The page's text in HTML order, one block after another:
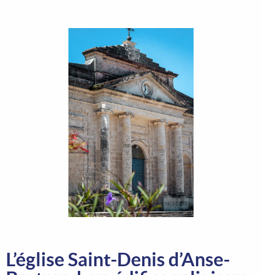
L’église Saint-Denis d’Anse-